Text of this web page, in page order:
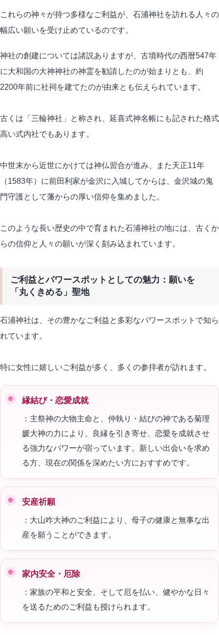
これらの神々が持つ多様なご利益が、石浦神社を訪れる人々の
幅広い願いを受け止めているのです。
神社の創建については諸説ありますが、古墳時代の西暦547年
に大和国の大神神社の神霊を勧請したのが始まりとも、約
2200年前に社祠を建てたのが由来とも伝えられています。
古くは「三輪神社」と称され、延喜式神名帳にも記された格式
高い式内社でもあります。
中世末から近世にかけては神仏習合が進み、また天正11年
（1583年）に前田利家が金沢に入城してからは、金沢城の鬼
門守護として藩からの厚い信仰を集めました。
このような長い歴史の中で育まれた石浦神社の地には、古くか
らの信仰と人々の願いが深く刻み込まれています。
ご利益とパワースポットとしての魅力：願いを
「丸くきめる」聖地
石浦神社は、その豊かなご利益と多彩なパワースポットで知ら
れています。
特に女性に嬉しいご利益が多く、多くの参拝者が訪れます。
縁結び・恋愛成就
：主祭神の大物主命と、仲執り・結びの神である菊理
媛大神の力により、良縁を引き寄せ、恋愛を成就させ
る強力なパワーが宿っています。新しい出会いを求め
る方、現在の関係を深めたい方におすすめです。
安産祈願
：大山咋大神のご利益により、母子の健康と無事な出
産を願うことができます。
家内安全・厄除
：家族の平和と安全、そして厄を払い、健やかな日々
を送るためのご利益も授けられます。